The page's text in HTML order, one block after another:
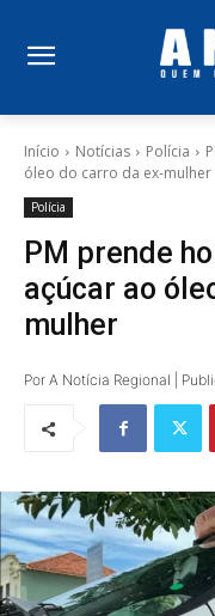
Início Notícias Polícia
óleo do carro da ex-mulher
Polícia
PM prende
açúcar ao
mulher
Por A Notícia Regional |